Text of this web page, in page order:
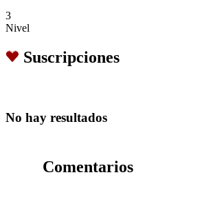
3
Nivel
Suscripciones
No hay resultados
Comentarios